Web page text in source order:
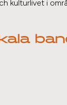
kulturlivet i